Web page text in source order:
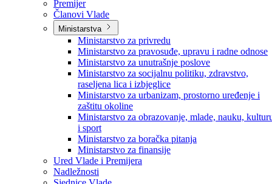
Vlada
Vlada BPK Goražde
Premijer
Članovi Vlade
Ministarstva
Ministarstvo za privredu
Ministarstvo za pravosuđe, upravu i radne odnose
Ministarstvo za unutrašnje poslove
Ministarstvo za socijalnu politiku, zdravstvo,
raseljena lica i izbjeglice
Ministarstvo za urbanizam, prostorno uređenje i
zaštitu okoline
Ministarstvo za obrazovanje, mlade, nauku,
i sport
Ministarstvo za boračka pitanja